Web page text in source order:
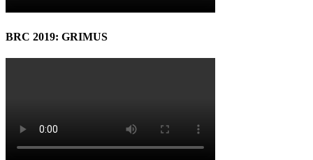
BRC 2019: GRIMUS